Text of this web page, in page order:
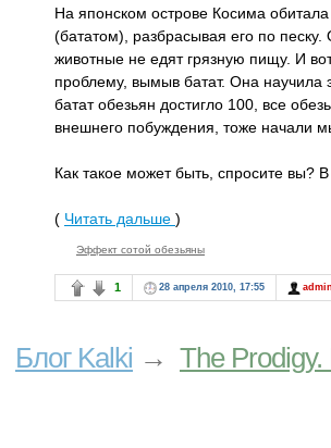
На японском острове Косима
(бататом), разбрасывая его по
животные не едят грязную пищу. И
проблему, вымыв батат. Она научила
батат обезьян достигло 100, все
внешнего побуждения, тоже начали
Как такое может быть, спросите вы?
( Читать дальше )
Эффект сотой обезьяны
1 28 апреля 2010, 17:55 admin
Блог Kalki → The